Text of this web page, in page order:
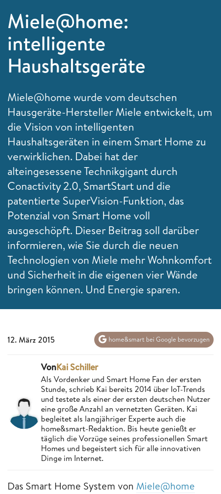
Miele@home:
intelligente
Haushaltsgeräte
Miele@home wurde vom deutschen
Hausgeräte-Hersteller Miele entwickelt, um
die Vision von intelligenten
Haushaltsgeräten in einem Smart Home zu
verwirklichen. Dabei hat der
alteingesessene Technikgigant durch
Conactivity 2.0, SmartStart und die
patentierte SuperVision-Funktion, das
Potenzial von Smart Home voll
ausgeschöpft. Dieser Beitrag soll darüber
informieren, wie Sie durch die neuen
Technologien von Miele mehr Wohnkomfort
und Sicherheit in die eigenen vier Wände
bringen können. Und Energie sparen.
12. März 2015 home&smart bei Google bevorzugen
VonKai Schiller
Als Vordenker und Smart Home Fan der ersten
Stunde, schrieb Kai bereits 2014 über IoT-Trends
und testete als einer der ersten deutschen Nutzer
eine große Anzahl an vernetzten Geräten. Kai
begleitet als langjähriger Experte auch die
home&smart-Redaktion. Bis heute genießt er
täglich die Vorzüge seines professionellen Smart
Homes und begeistert sich für alle innovativen
Dinge im Internet.
Das Smart Home System von Miele@home